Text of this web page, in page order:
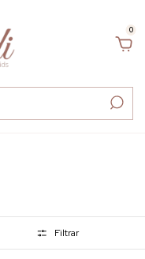
0
Filtrar